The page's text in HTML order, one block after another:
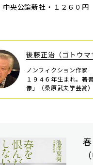
中央公論新社・１２６０円
後藤正治（ゴトウマ
ノンフィクション作家
１９４６年生まれ。著
像」（桑原武夫学芸賞）